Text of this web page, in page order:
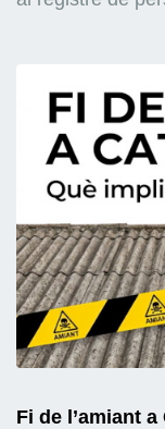
Fi de l’amiant